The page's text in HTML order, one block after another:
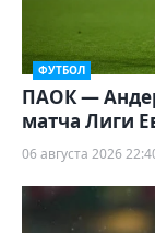
ФУТБОЛ
ПАОК —
матча Лиги
06 августа 2026